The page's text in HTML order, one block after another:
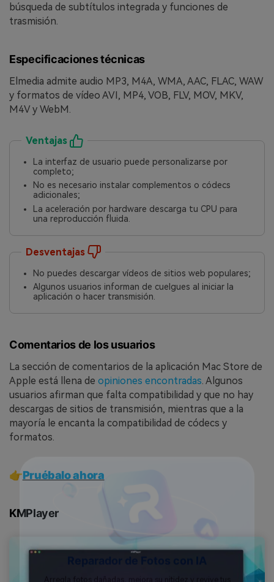
búsqueda de subtítulos integrada y funciones de
trasmisión.
Especificaciones técnicas
Elmedia admite audio MP3, M4A, WMA, AAC, FLAC, WAW
y formatos de vídeo AVI, MP4, VOB, FLV, MOV, MKV,
M4V y WebM.
Ventajas
La interfaz de usuario puede personalizarse por
completo;
No es necesario instalar complementos o códecs
adicionales;
La aceleración por hardware descarga tu CPU para
una reproducción fluida.
Desventajas
No puedes descargar vídeos de sitios web populares;
Algunos usuarios informan de cuelgues al iniciar la
aplicación o hacer transmisión.
Comentarios de los usuarios
La sección de comentarios de la aplicación Mac Store de
Apple está llena de opiniones encontradas. Algunos
usuarios afirman que falta compatibilidad y que no hay
descargas de sitios de transmisión, mientras que a la
mayoría le encanta la compatibilidad de códecs y
formatos.
👉Pruébalo ahora
KMPlayer